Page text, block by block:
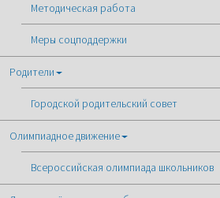
Методическая работа
Меры соцподдержки
Родители
Городской родительский совет
Олимпиадное движение
Всероссийская олимпиада школьников